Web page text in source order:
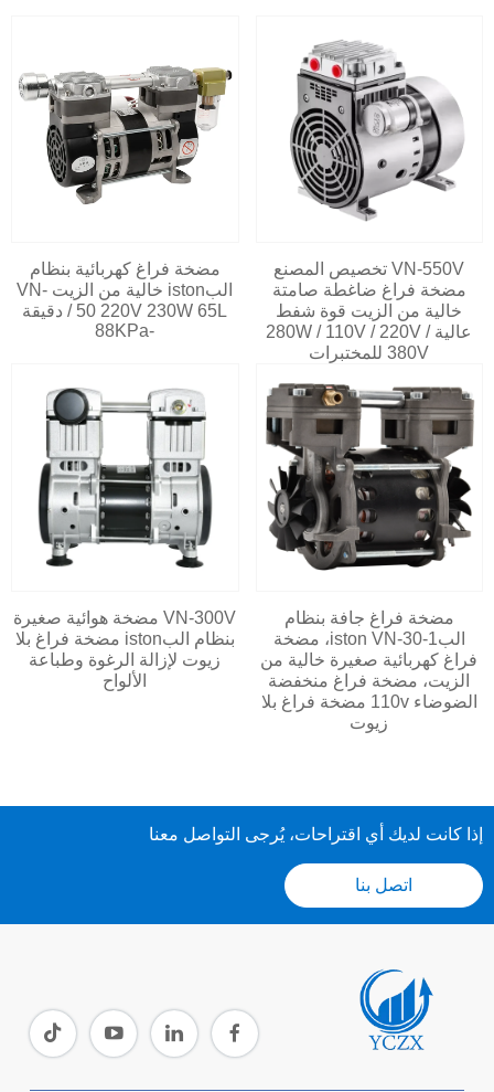
مضخة فراغ كهربائية بنظام
البiston خالية من الزيت VN-
50 220V 230W 65L / دقيقة
-88KPa
VN-550V تخصيص المصنع
مضخة فراغ ضاغطة صامتة
خالية من الزيت قوة شفط
عالية 280W / 110V / 220V /
380V للمختبرات
VN-300V مضخة هوائية صغيرة
بنظام البiston مضخة فراغ بلا
زيوت لإزالة الرغوة وطباعة
الألواح
مضخة فراغ جافة بنظام
البiston VN-30-1، مضخة
فراغ كهربائية صغيرة خالية من
الزيت، مضخة فراغ منخفضة
الضوضاء 110v مضخة فراغ بلا
زيوت
إذا كانت لديك أي اقتراحات، يُرجى التواصل معنا
اتصل بنا